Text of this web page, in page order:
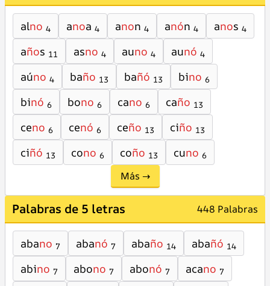
alno 4 anoa 4 anon 4 anón 4 anos 4
años 11 asno 4 auno 4 aunó 4
aúno 4 baño 13 bañó 13 bino 6
binó 6 bono 6 cano 6 caño 13
ceno 6 cenó 6 ceño 13 ciño 13
ciñó 13 cono 6 coño 13 cuno 6
Más →
Palabras de 5 letras 448 Palabras
abano 7 abanó 7 abaño 14 abañó 14
abino 7 abono 7 abonó 7 acano 7